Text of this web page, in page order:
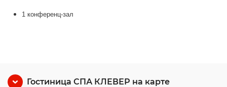
1 конференц-зал
Гостиница СПА КЛЕВЕР на карте